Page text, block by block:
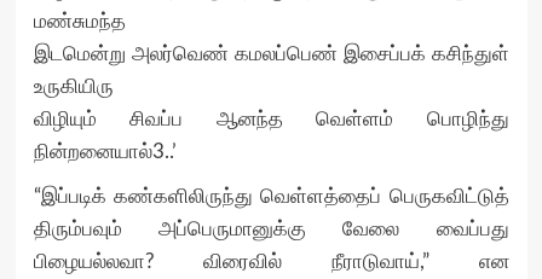
மண்சுமந்த
இடமென்று அலர்வெண் கமலப்பெண் இசைப்பக் கசிந்துள்
உருகியிரு
விழியும் சிவப்ப ஆனந்த வெள்ளம் பொழிந்து
நின்றனையால்3..’
“இப்படிக் கண்களிலிருந்து வெள்ளத்தைப் பெருகவிட்டுத்
திரும்பவும் அப்பெருமானுக்கு வேலை வைப்பது
பிழையல்லவா? விரைவில் நீராடுவாய்,” என